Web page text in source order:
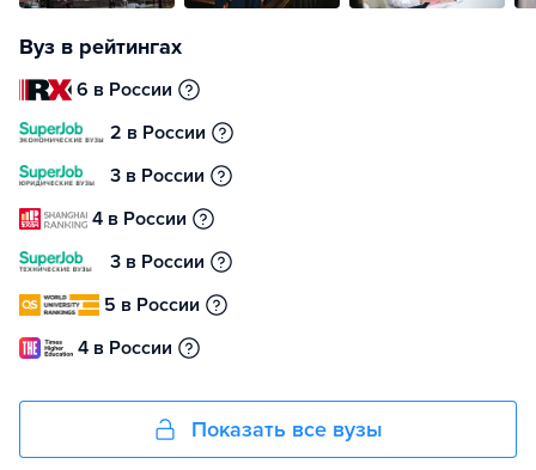
Вуз в рейтингах
6 в России
2 в России
3 в России
4 в России
3 в России
5 в России
4 в России
Показать все вузы